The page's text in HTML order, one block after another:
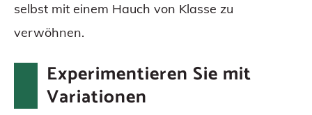
selbst mit einem Hauch von Klasse zu
verwöhnen.
Experimentieren Sie mit
Variationen